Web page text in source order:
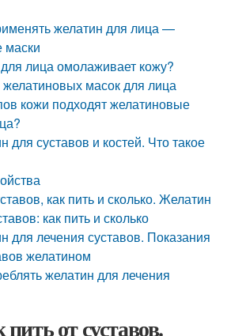
желатин для лица —
маски
лица омолаживает кожу?
масок для лица
кожи подходят желатиновые
для суставов и костей. Что такое
как пить и сколько. Желатин
как пить и сколько
для лечения суставов. Показания
желатином
желатин для лечения
от суставов.